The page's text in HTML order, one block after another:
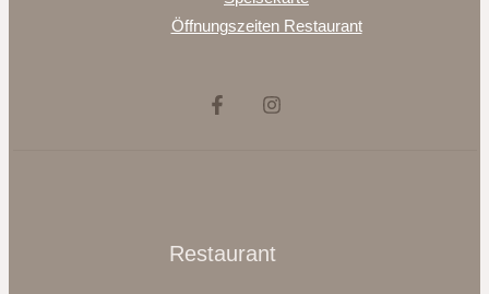
Öffnungszeiten Restaurant
Restaurant